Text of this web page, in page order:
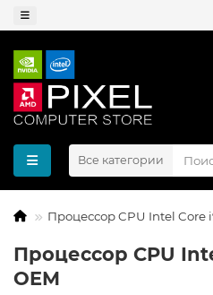
Все категории
Процессор CPU Intel Core
Процессор CPU
OEM